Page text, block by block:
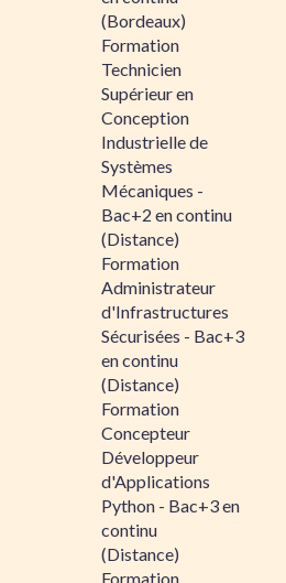
(Bordeaux)
Formation
Technicien
Supérieur en
Conception
Industrielle de
Systèmes
Mécaniques -
Bac+2 en continu
(Distance)
Formation
Administrateur
d'Infrastructures
Sécurisées - Bac+3
en continu
(Distance)
Formation
Concepteur
Développeur
d'Applications
Python - Bac+3 en
continu
(Distance)
Formation